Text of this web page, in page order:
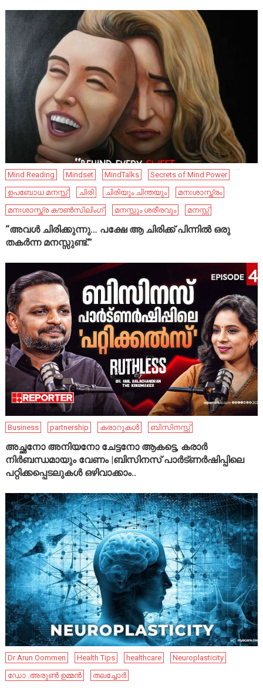
Mind Reading Mindset MindTalks
Secrets of Mind Power
ഉപബോധ മനസ്സ്
ചിരി ചിരിയും ചിന്തയും
മനഃശാസ്ത്രം
മനഃശാസ്ത്ര കൗൺസിലിംഗ്
മനസ്സും ശരീരവും മനസ്സ്
“അവൾ ചിരിക്കുന്നു… പക്ഷേ ആ ചിരിക്ക് പിന്നിൽ ഒരു
തകർന്ന മനസ്സുണ്ട്.”
Business partnership കരാറുകൾ ബിസിനസ്സ്
അച്ഛനോ അനിയനോ ചേട്ടനോ ആകട്ടെ, കരാർ
നിർബന്ധമായും വേണം |ബിസിനസ് പാർട്ണർഷിപ്പിലെ
പറ്റിക്കപ്പെടലുകൾ ഒഴിവാക്കാം..
Dr Arun Oommen Health Tips healthcare
Neuroplasticity
ഡോ .അരുൺ ഉമ്മൻ
തലച്ചോർ